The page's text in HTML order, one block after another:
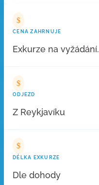
$
CENA ZAHRNUJE
Exkurze na vyžádání.
$
ODJEZD
Z Reykjavíku
$
DÉLKA EXKURZE
Dle dohody